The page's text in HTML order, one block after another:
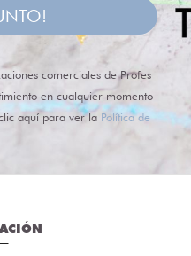
comerciales de Profes
en cualquier momento
aquí para ver la Política de